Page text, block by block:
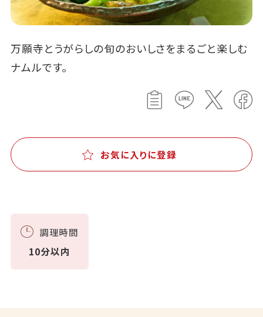
万願寺とうがらしの旬のおいしさをまるごと楽しむ
ナムルです。
お気に入りに登録
調理時間
10分以内